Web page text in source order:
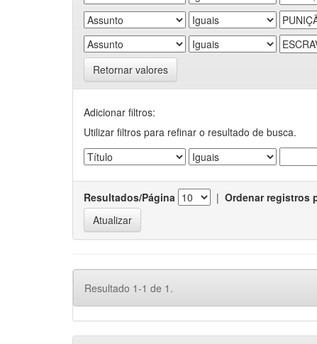
Retornar valores
Adicionar filtros:
Utilizar filtros para refinar o resultado de busca.
Resultados/Página | Ordenar registros
Resultado 1-1 de 1.